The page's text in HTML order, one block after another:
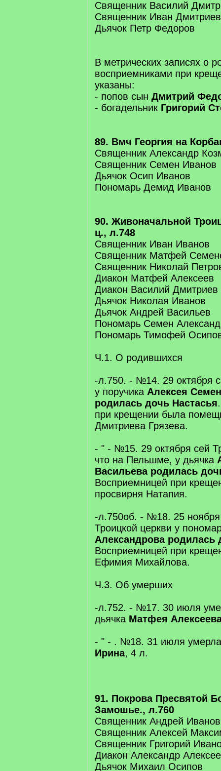
Священник Василий
Священник Иван Дмитриев
Дьячок Петр Федоров
В метрических записях о
восприемниками при
указаны:
- попов сын Дмитрий
- богадельник Григорий
89. Вмч Георгия на
Священник Александр
Священник Семен Иванов
Дьячок Осип Иванов
Пономарь Демид Иванов
90. Живоначальной
ц., л.748
Священник Иван Иванов
Священник Матфей
Священник Николай
Диакон Матфей Алексеев
Диакон Василий Дмитриев
Дьячок Николая Иванов
Дьячок Андрей Васильев
Пономарь Семен
Пономарь Тимофей
Ч.1. О родившихся
-л.750. - №14. 29 октября
у поручика Алексея
родилась дочь Настасья
при крещении была
Дмитриева Грязева.
- " - №15. 29 октября сей
что на Пельшме, у дьячка
Васильева родилась
Восприемницей при
просвирня Натапия.
-л.750об. - №18. 25
Троицкой церкви у
Александрова родилась
Восприемницей при
Ефимия Михайлова.
Ч.3. Об умерших
-л.752. - №17. 30 июля
дьячка Матфея
- " - . №18. 31 июля
Ирина, 4 л.
91. Покрова Пресвятой
Замошье., л.760
Священник Андрей Иванов
Священник Алексей
Священник Григорий
Диакон Александр
Дьячок Михаил Осипов